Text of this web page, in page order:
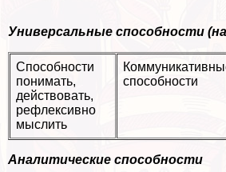
Универсальные способности
Способности
понимать,
действовать,
рефлексивно
мыслить
способности
Аналитические способности